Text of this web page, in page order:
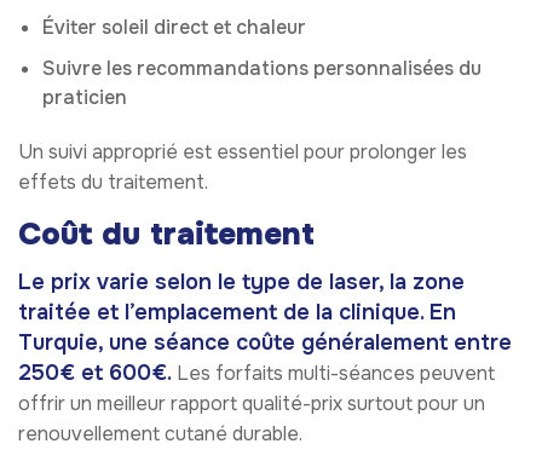
Éviter soleil direct et chaleur
Suivre les recommandations personnalisées du
praticien
Un suivi approprié est essentiel pour prolonger les
effets du traitement.
Coût du traitement
Le prix varie selon le type de laser, la zone
traitée et l’emplacement de la clinique. En
Turquie, une séance coûte généralement entre
250€ et 600€. Les forfaits multi-séances peuvent
offrir un meilleur rapport qualité-prix surtout pour un
renouvellement cutané durable.